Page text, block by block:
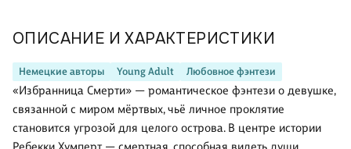
ОПИСАНИЕ И ХАРАКТЕРИСТИКИ
Немецкие авторы Young Adult Любовное фэнтези
«Избранница Смерти» — романтическое фэнтези о девушке,
связанной с миром мёртвых, чьё личное проклятие
становится угрозой для целого острова. В центре истории